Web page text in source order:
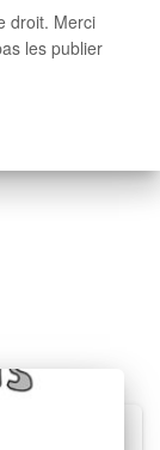
droit. Merci
les publier